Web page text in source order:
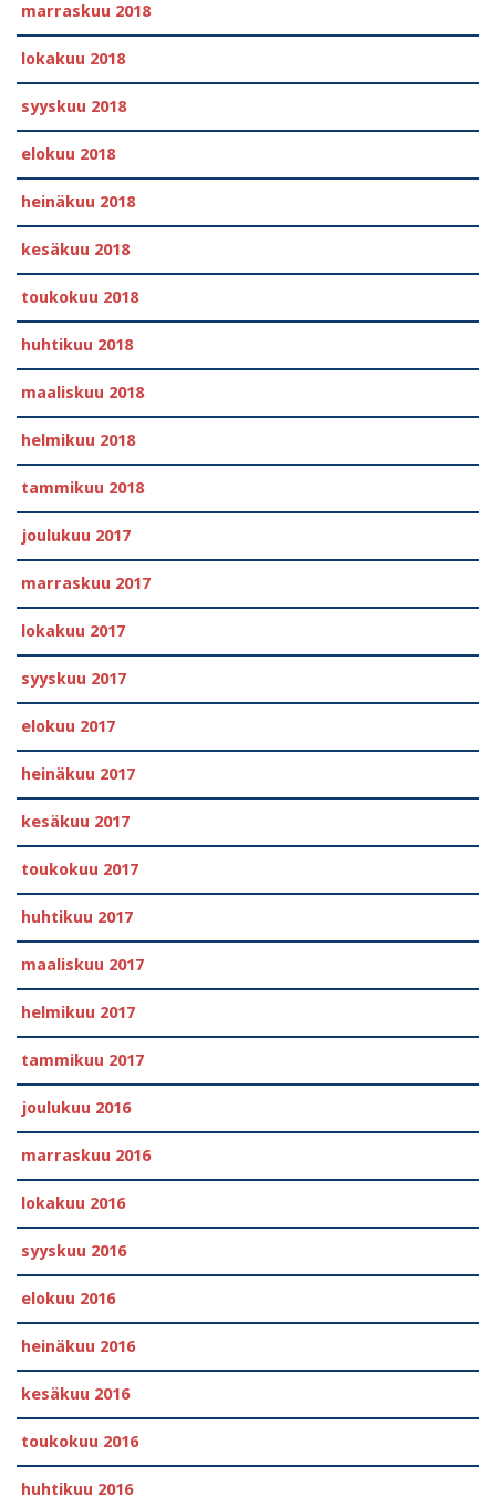
marraskuu 2018
lokakuu 2018
syyskuu 2018
elokuu 2018
heinäkuu 2018
kesäkuu 2018
toukokuu 2018
huhtikuu 2018
maaliskuu 2018
helmikuu 2018
tammikuu 2018
joulukuu 2017
marraskuu 2017
lokakuu 2017
syyskuu 2017
elokuu 2017
heinäkuu 2017
kesäkuu 2017
toukokuu 2017
huhtikuu 2017
maaliskuu 2017
helmikuu 2017
tammikuu 2017
joulukuu 2016
marraskuu 2016
lokakuu 2016
syyskuu 2016
elokuu 2016
heinäkuu 2016
kesäkuu 2016
toukokuu 2016
huhtikuu 2016